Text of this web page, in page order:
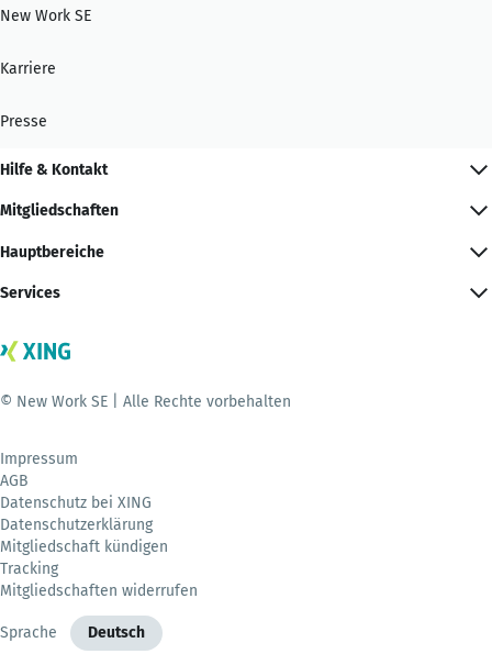
New Work SE
Karriere
Presse
Hilfe & Kontakt
Mitgliedschaften
Hauptbereiche
Services
© New Work SE | Alle Rechte vorbehalten
Impressum
AGB
Datenschutz bei XING
Datenschutzerklärung
Mitgliedschaft kündigen
Tracking
Mitgliedschaften widerrufen
Sprache Deutsch